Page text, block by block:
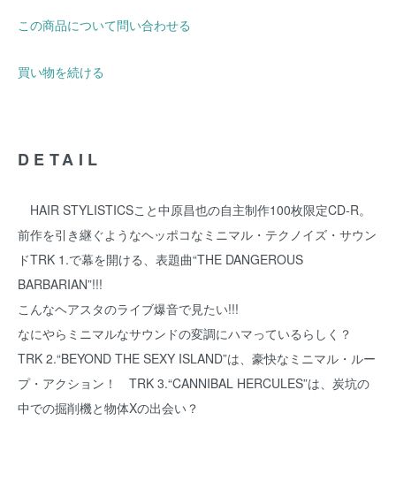
この商品について問い合わせる
買い物を続ける
DETAIL
HAIR STYLISTICSこと中原昌也の自主制作100枚限定CD-R。
前作を引き継ぐようなヘッポコなミニマル・テクノイズ・サウン
ドTRK 1.で幕を開ける、表題曲“THE DANGEROUS
BARBARIAN”!!!
こんなヘアスタのライブ爆音で見たい!!!
なにやらミニマルなサウンドの変調にハマっているらしく？
TRK 2.“BEYOND THE SEXY ISLAND”は、豪快なミニマル・ルー
プ・アクション！ TRK 3.“CANNIBAL HERCULES”は、炭坑の
中での掘削機と物体Xの出会い？